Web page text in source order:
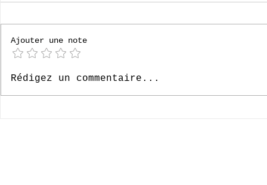
[P4] Loverval 2026
Ajouter une note
Rédigez un commentaire...